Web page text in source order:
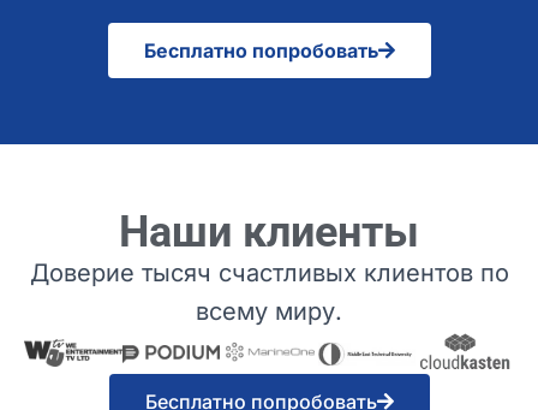
Бесплатно попробовать
Наши клиенты
Доверие тысяч счастливых клиентов по
всему миру.
Бесплатно попробовать